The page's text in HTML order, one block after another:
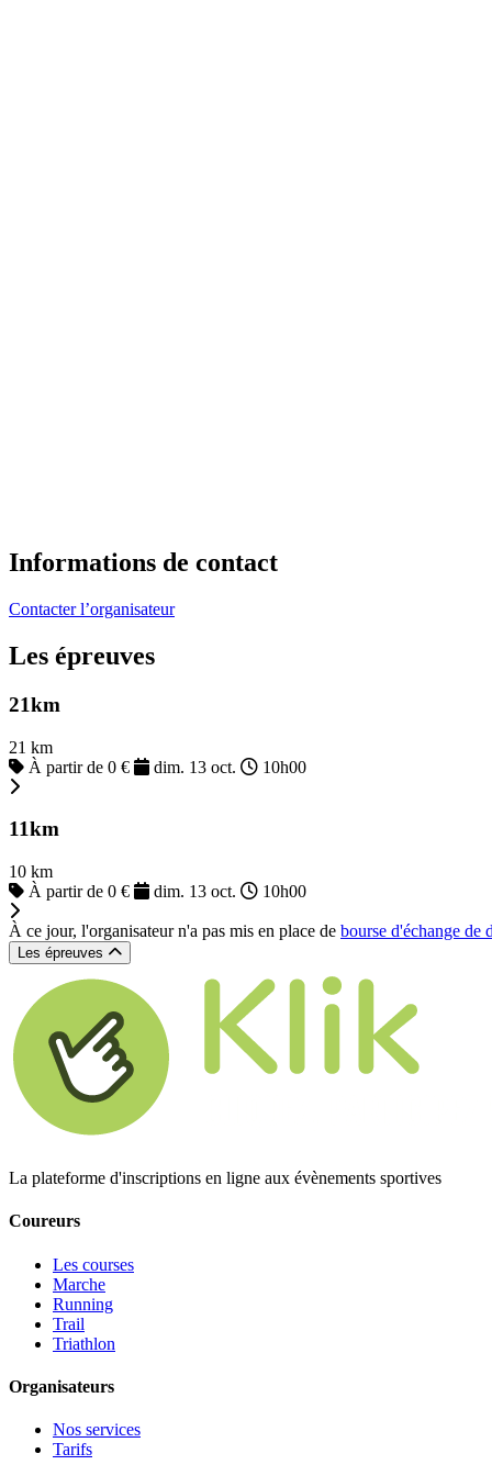
Informations de contact
Contacter l’organisateur
Les épreuves
21km
21 km
À partir de 0 €
dim. 13 oct. 10h00
11km
10 km
À partir de 0 €
dim. 13 oct. 10h00
À ce jour, l'organisateur n'a pas mis en place de bourse d'échange de
Les épreuves
La plateforme d'inscriptions en ligne aux évènements sportives
Coureurs
Les courses
Marche
Running
Trail
Triathlon
Organisateurs
Nos services
Tarifs